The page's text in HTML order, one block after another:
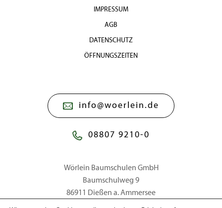
IMPRESSUM
AGB
DATENSCHUTZ
ÖFFNUNGSZEITEN
info@woerlein.de
08807 9210-0
Wörlein Baumschulen GmbH
Baumschulweg 9
86911 Dießen a. Ammersee